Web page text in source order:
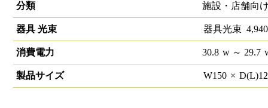
分類
施設・店舗向
器具 光束 器具光束 4,940
消費電力 30.8 w～ 29.7
製品サイズ W150 × D(L)